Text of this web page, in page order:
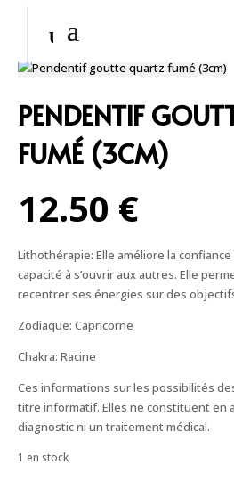
PENDENTIF
FUMÉ (3CM)
12.50 €
Lithothérapie: Elle améliore la confiance
capacité à s’ouvrir aux autres. Elle
recentrer ses énergies sur des
Zodiaque: Capricorne
Chakra: Racine
Ces informations sur les possibilités
titre informatif. Elles ne constituent en
diagnostic ni un traitement médical.
1 en stock